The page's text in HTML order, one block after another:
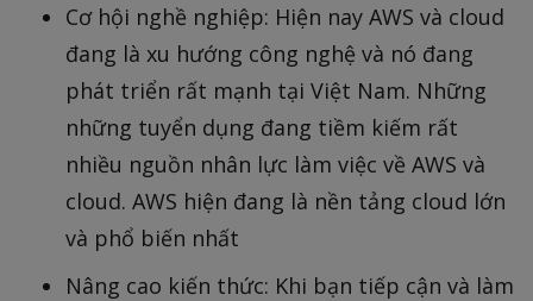
Cơ hội nghề nghiệp: Hiện nay AWS và cloud
đang là xu hướng công nghệ và nó đang
phát triển rất mạnh tại Việt Nam. Những
những tuyển dụng đang tiềm kiếm rất
nhiều nguồn nhân lực làm việc về AWS và
cloud. AWS hiện đang là nền tảng cloud lớn
và phổ biến nhất
Nâng cao kiến thức: Khi bạn tiếp cận và làm